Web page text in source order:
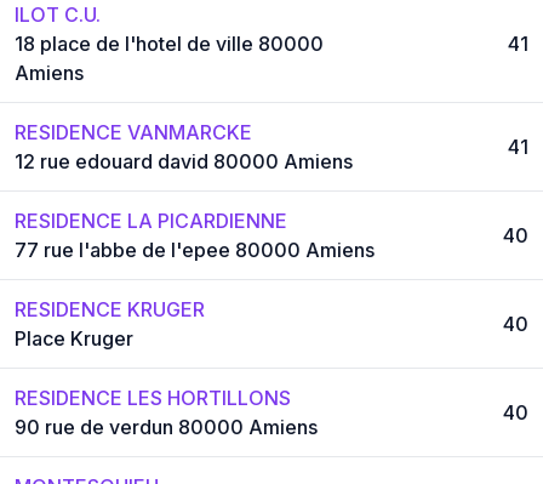
ILOT C.U.
18 place de l'hotel de ville 80000
Amiens
41
RESIDENCE VANMARCKE
12 rue edouard david 80000 Amiens
41
RESIDENCE LA PICARDIENNE
77 rue l'abbe de l'epee 80000 Amiens
40
RESIDENCE KRUGER
Place Kruger
40
RESIDENCE LES HORTILLONS
90 rue de verdun 80000 Amiens
40